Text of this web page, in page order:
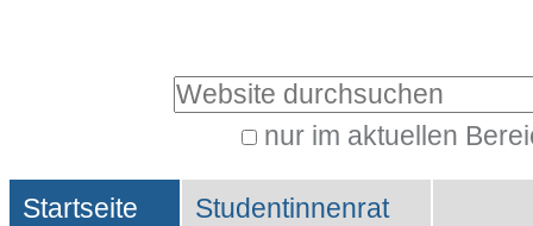
Website durchsuchen
nur im aktuellen
Suche…
Sektionen
Startseite Studentinnenrat